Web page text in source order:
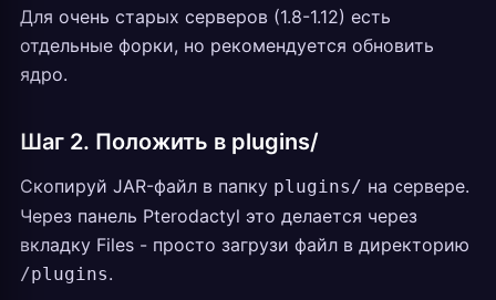
Для очень старых серверов (1.8-1.12) есть
отдельные форки, но рекомендуется обновить
ядро.
Шаг 2. Положить в plugins/
Скопируй JAR-файл в папку plugins/ на сервере.
Через панель Pterodactyl это делается через
вкладку Files - просто загрузи файл в директорию
/plugins.